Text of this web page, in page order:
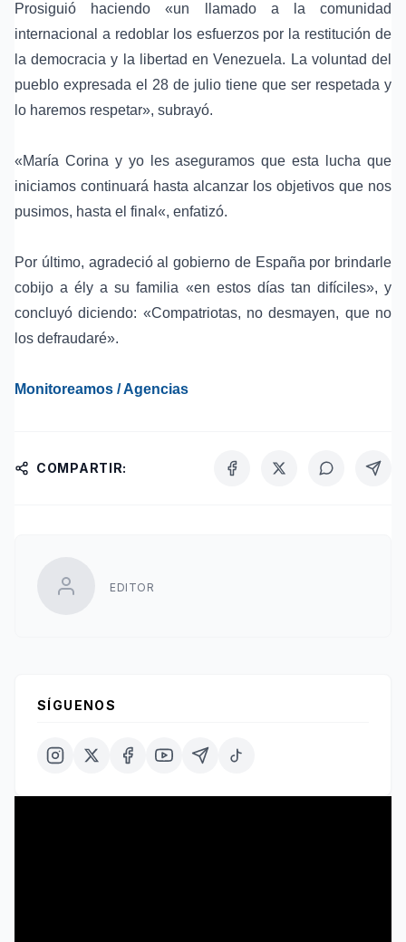
Prosiguió haciendo «un llamado a la comunidad
internacional a redoblar los esfuerzos por la restitución de
la democracia y la libertad en Venezuela. La voluntad del
pueblo expresada el 28 de julio tiene que ser respetada y
lo haremos respetar», subrayó.
«María Corina y yo les aseguramos que esta lucha que
iniciamos continuará hasta alcanzar los objetivos que nos
pusimos, hasta el final«, enfatizó.
Por último, agradeció al gobierno de España por brindarle
cobijo a ély a su familia «en estos días tan difíciles», y
concluyó diciendo: «Compatriotas, no desmayen, que no
los defraudaré».
Monitoreamos / Agencias
COMPARTIR:
EDITOR
SÍGUENOS